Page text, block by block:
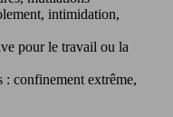
intimidation,
pour le travail ou la
: confinement extrême,